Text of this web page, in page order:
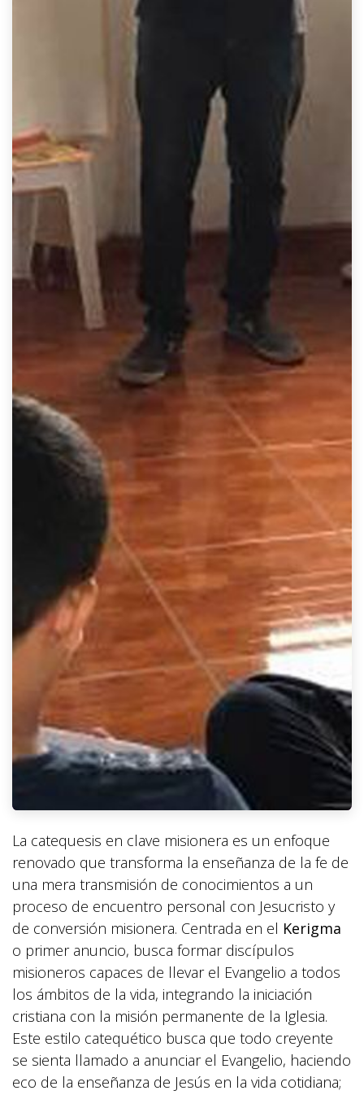
La catequesis en clave misionera es un enfoque
renovado que transforma la enseñanza de la fe de
una mera transmisión de conocimientos a un
proceso de encuentro personal con Jesucristo y
de conversión misionera. Centrada en el Kerigma
o primer anuncio, busca formar discípulos
misioneros capaces de llevar el Evangelio a todos
los ámbitos de la vida, integrando la iniciación
cristiana con la misión permanente de la Iglesia.
Este estilo catequético busca que todo creyente
se sienta llamado a anunciar el Evangelio, haciendo
eco de la enseñanza de Jesús en la vida cotidiana;